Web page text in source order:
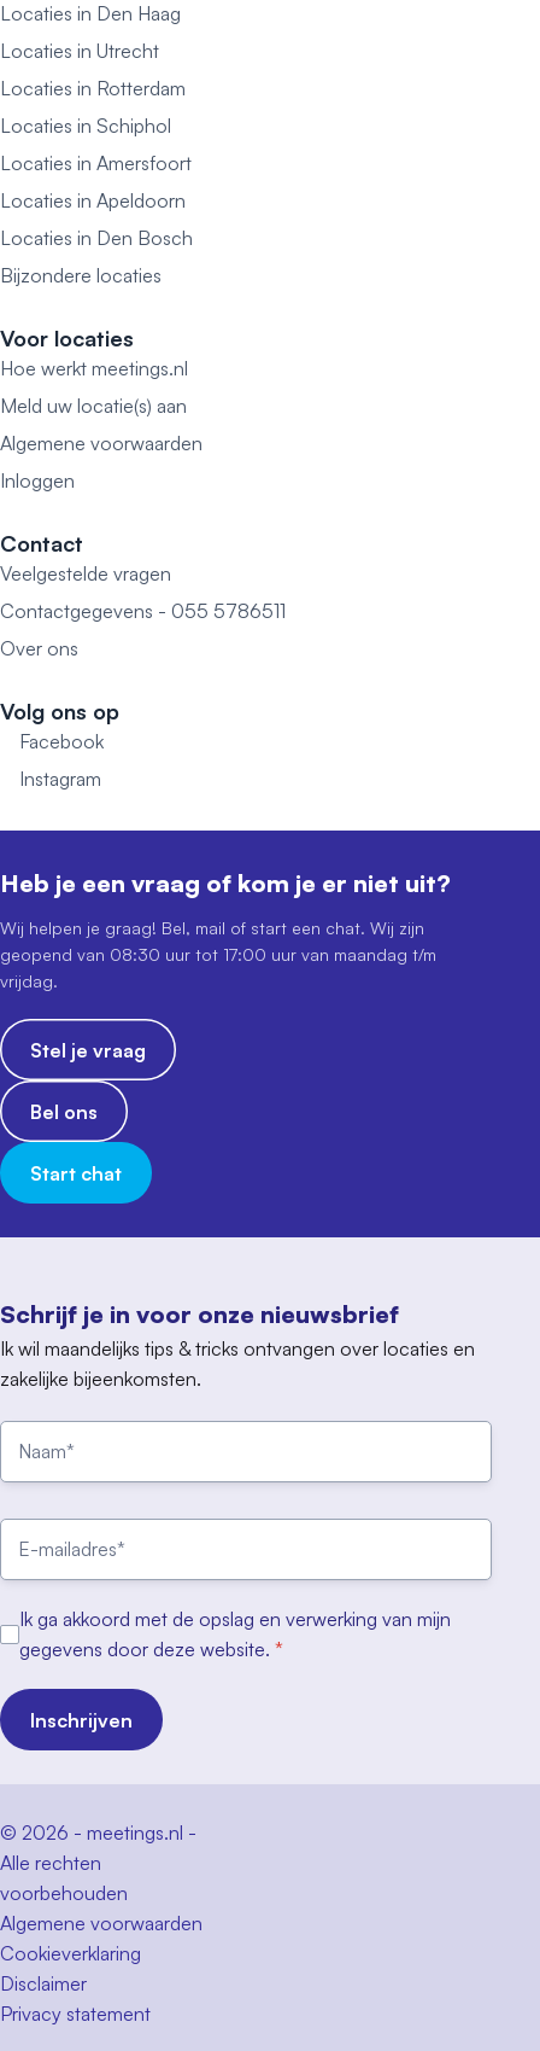
Locaties in Den Haag
Locaties in Utrecht
Locaties in Rotterdam
Locaties in Schiphol
Locaties in Amersfoort
Locaties in Apeldoorn
Locaties in Den Bosch
Bijzondere locaties
Voor locaties
Hoe werkt meetings.nl
Meld uw locatie(s) aan
Algemene voorwaarden
Inloggen
Contact
Veelgestelde vragen
Contactgegevens - 055 5786511
Over ons
Volg ons op
Facebook
Instagram
Schrijf je in voor onze nieuwsbrief
Ik wil maandelijks tips & tricks ontvangen over locaties en
zakelijke bijeenkomsten.
Ik ga akkoord met de opslag en verwerking van mijn
gegevens door deze website. *
Inschrijven
Heb je een vraag of kom je er niet uit?
Wij helpen je graag! Bel, mail of start een chat. Wij zijn
geopend van 08:30 uur tot 17:00 uur van maandag t/m
vrijdag.
Stel je vraag
Bel ons
Start chat
© 2026 - meetings.nl -
Alle rechten
voorbehouden
Algemene voorwaarden
Cookieverklaring
Disclaimer
Privacy statement